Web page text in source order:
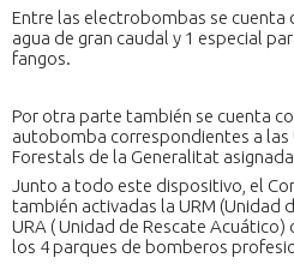
Entre las electrobombas se cuenta
agua de gran caudal y 1 especial
fangos.
Por otra parte también se cuenta
autobomba correspondientes a las
Forestals de la Generalitat
Junto a todo este dispositivo, el
también activadas la URM (Unidad
URA ( Unidad de Rescate
los 4 parques de bomberos